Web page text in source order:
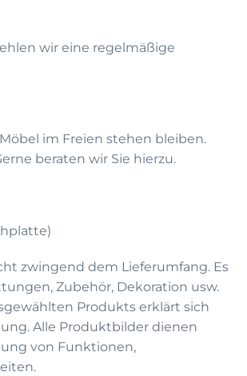
wir eine regelmäßige
im Freien stehen bleiben.
beraten wir Sie hierzu.
zwingend dem Lieferumfang. Es
Zubehör, Dekoration usw.
Produkts erklärt sich
Alle Produktbilder dienen
von Funktionen,